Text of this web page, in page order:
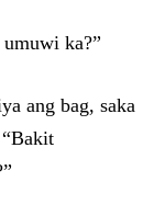
ka?”
ang bag, saka